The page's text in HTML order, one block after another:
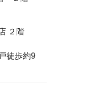
２階
徒歩約9